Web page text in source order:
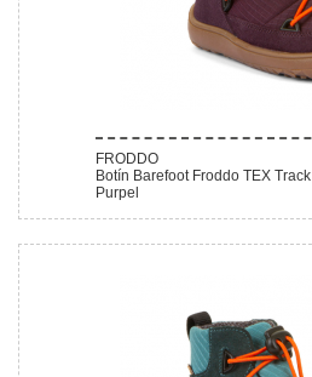
FRODDO
Botín Barefoot Froddo TEX Track
Purpel